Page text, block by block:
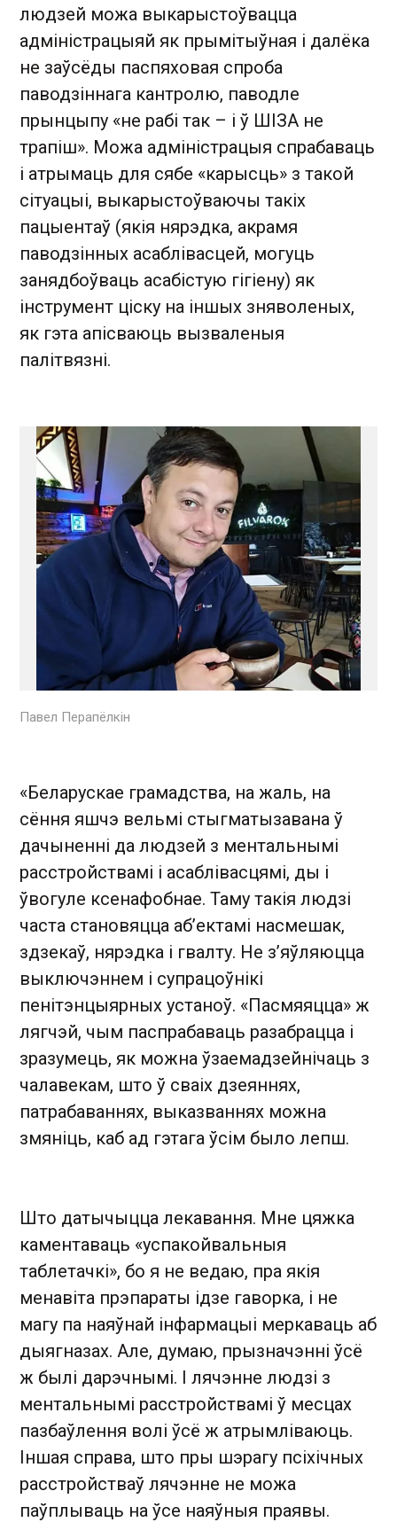
людзей можа выкарыстоўвацца
адміністрацыяй як прымітыўная і далёка
не заўсёды паспяховая спроба
паводзіннага кантролю, паводле
прынцыпу «не рабі так – і ў ШІЗА не
трапіш». Можа адміністрацыя спрабаваць
і атрымаць для сябе «карысць» з такой
сітуацыі, выкарыстоўваючы такіх
пацыентаў (якія нярэдка, акрамя
паводзінных асаблівасцей, могуць
занядбоўваць асабістую гігіену) як
інструмент ціску на іншых зняволеных,
як гэта апісваюць вызваленыя
палітвязні.
Павел Перапёлкін
«Беларускае грамадства, на жаль, на
сёння яшчэ вельмі стыгматызавана ў
дачыненні да людзей з ментальнымі
расстройствамі і асаблівасцямі, ды і
ўвогуле ксенафобнае. Таму такія людзі
часта становяцца аб’ектамі насмешак,
здзекаў, нярэдка і гвалту. Не з’яўляюцца
выключэннем і супрацоўнікі
пенітэнцыярных устаноў. «Пасмяяцца» ж
лягчэй, чым паспрабаваць разабрацца і
зразумець, як можна ўзаемадзейнічаць з
чалавекам, што ў сваіх дзеяннях,
патрабаваннях, выказваннях можна
змяніць, каб ад гэтага ўсім было лепш.
Што датычыцца лекавання. Мне цяжка
каментаваць «успакойвальныя
таблетачкі», бо я не ведаю, пра якія
менавіта прэпараты ідзе гаворка, і не
магу па наяўнай інфармацыі меркаваць аб
дыягназах. Але, думаю, прызначэнні ўсё
ж былі дарэчнымі. І лячэнне людзі з
ментальнымі расстройствамі ў месцах
пазбаўлення волі ўсё ж атрымліваюць.
Іншая справа, што пры шэрагу псіхічных
расстройстваў лячэнне не можа
паўплываць на ўсе наяўныя праявы.